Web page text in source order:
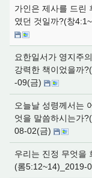
가인은 제사를 드린
였던 것일까?(창
요한일서가 영지주
강력한 책이었을까
-09(금)
오늘날 성령께서는
엇을 말씀하시는가
08-02(금)
우리는 진정 무엇을
(롬5:12~14)_2019-